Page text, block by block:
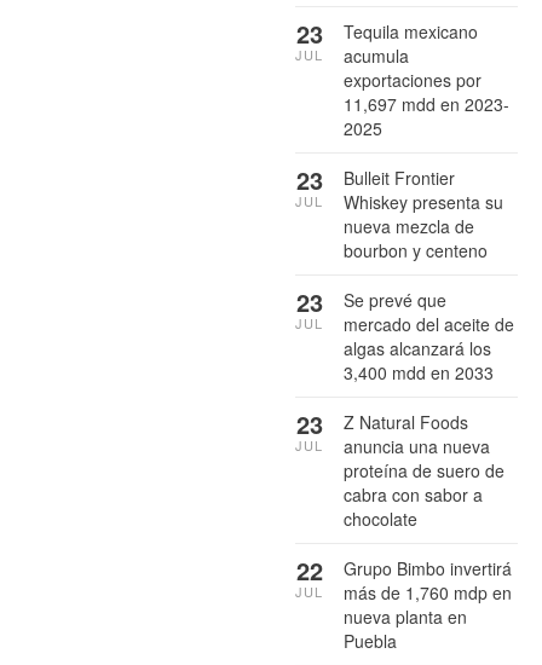
Tequila mexicano
acumula
exportaciones por
11,697 mdd en 2023-
2025
23
JUL
Bulleit Frontier
Whiskey presenta su
nueva mezcla de
bourbon y centeno
23
JUL
Se prevé que
mercado del aceite de
algas alcanzará los
3,400 mdd en 2033
23
JUL
Z Natural Foods
anuncia una nueva
proteína de suero de
cabra con sabor a
chocolate
23
JUL
Grupo Bimbo invertirá
más de 1,760 mdp en
nueva planta en
Puebla
22
JUL